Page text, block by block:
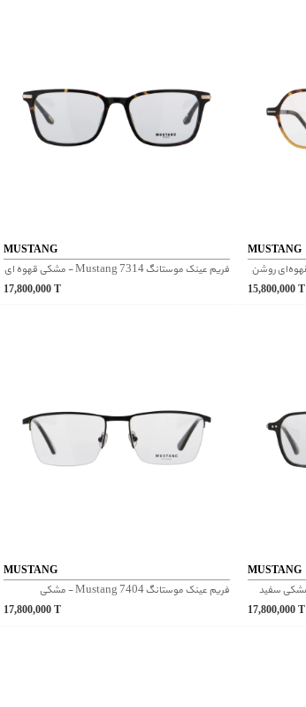
MUSTANG
فریم عینک موستانگ Mustang 7314 - مشکی قهوه ای
17,800,000T
MUSTANG
15,800,000 T
MUSTANG
فریم عینک موستانگ Mustang 7404 - مشکی
17,800,000T
MUSTANG
17,800,000 T